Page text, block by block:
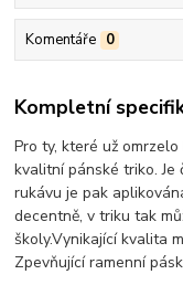
Komentáře 0
Kompletní
Pro ty, které už
kvalitní pánské triko. Je
rukávu je pak
decentně, v triku tak
školy.Vynikající kvalita
Zpevňující ramenní